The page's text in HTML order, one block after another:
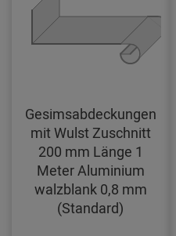
Gesimsabdeckungen
mit Wulst Zuschnitt
200 mm Länge 1
Meter Aluminium
walzblank 0,8 mm
(Standard)